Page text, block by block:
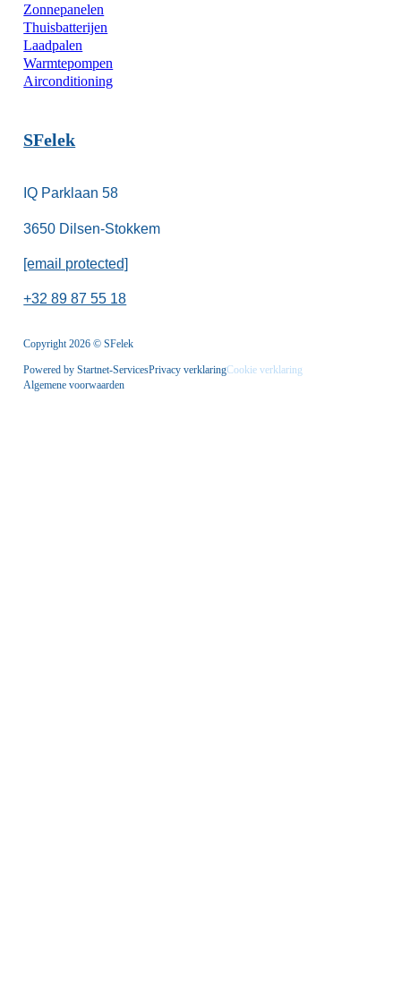
Zonnepanelen
Thuisbatterijen
Laadpalen
Warmtepompen
Airconditioning
SFelek
IQ Parklaan 58
3650 Dilsen-Stokkem
[email protected]
+32 89 87 55 18
Copyright 2026 © SFelek
Powered by Startnet-ServicesPrivacy verklaringCookie verklaring
Algemene voorwaarden